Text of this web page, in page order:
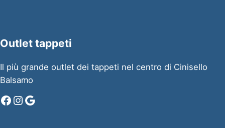
Outlet tappeti
Il più grande outlet dei tappeti nel centro di Cinisello
Balsamo
Facebook
Instagram
Google